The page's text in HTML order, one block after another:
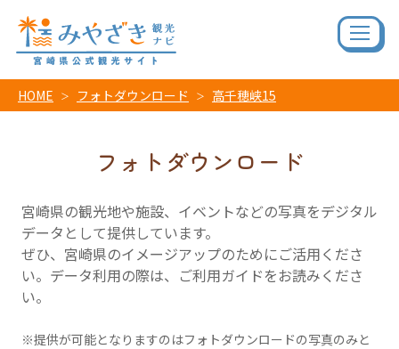
HOME フォトダウンロード 高千穂峡15
フォトダウンロード
宮崎県の観光地や施設、イベントなどの写真をデジタル
データとして提供しています。
ぜひ、宮崎県のイメージアップのためにご活用くださ
い。データ利用の際は、ご利用ガイドをお読みくださ
い。
提供が可能となりますのはフォトダウンロードの写真のみと